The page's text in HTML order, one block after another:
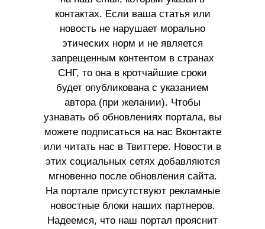
контактах. Если ваша статья или
новость не нарушает морально
этических норм и не является
запрещенным контентом в странах
СНГ, то она в кротчайшие сроки
будет опубликована с указанием
автора (при желании). Чтобы
узнавать об обновлениях портала, вы
можете подписаться на нас Вконтакте
или читать нас в Твиттере. Новости в
этих социальных сетях добавляются
мгновенно после обновления сайта.
На портале присутствуют рекламные
новостные блоки наших партнеров.
Надеемся, что наш портал прояснит